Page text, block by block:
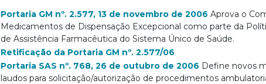
Portaria GM nº. 2.577, 13 de novembro de 2006 Aprova o
Medicamentos de Dispensação Excepcional como parte da
de Assistência Farmacêutica do Sistema Único de Saúde.
Retificação da Portaria GM nº. 2.577/06
Portaria SAS nº. 768, 26 de outubro de 2006 Define novos
laudos para solicitação/autorização de procedimentos